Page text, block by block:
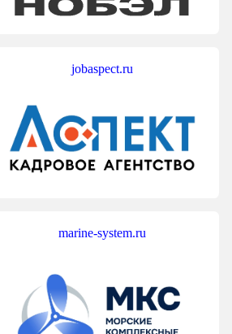
jobaspect.ru
marine-system.ru